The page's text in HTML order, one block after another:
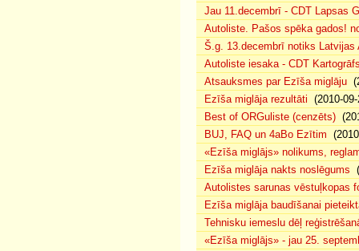
Jau 11.decembrī - CDT Lapsas
Autoliste. Pašos spēka gados!
Š.g. 13.decembrī notiks Latvijas
Autoliste iesaka - CDT
Atsauksmes par Ezīša miglāju
Ezīša miglāja rezultāti (2010-
Best of ORGuliste (cenzēts)
BUJ, FAQ un 4aBo Ezītim
«Ezīša miglājs» nolikums,
Ezīša miglāja nakts noslēgums
Autolistes sarunas vēstuļkopas
Ezīša miglāja baudīšanai
Tehnisku iemeslu dēļ
«Ezīša miglājs» - jau 25.